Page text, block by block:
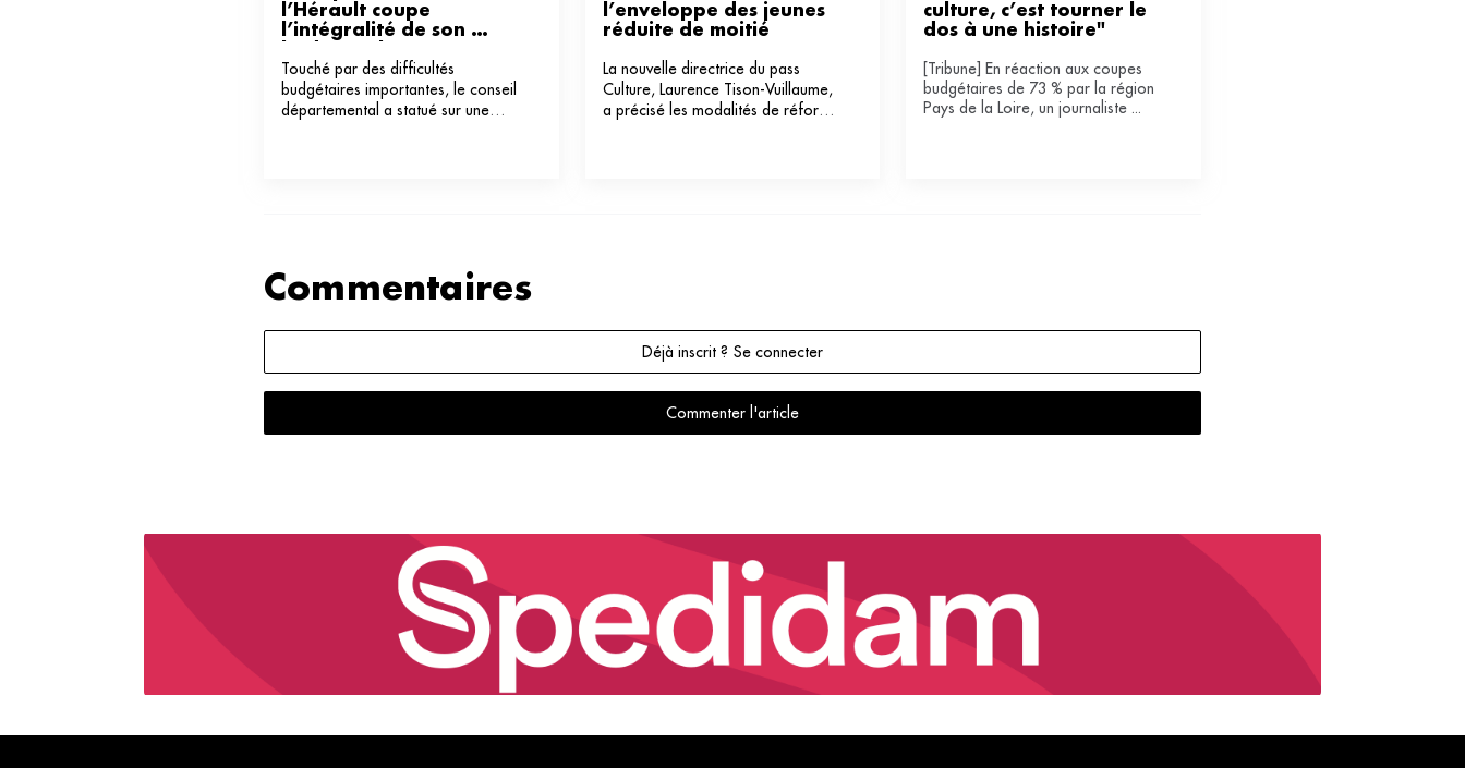
l’Hérault coupe
l’intégralité de son
l’année 2025
Touché par des difficultés
budgétaires importantes, le conseil
départemental a statué sur une
l’enveloppe des jeunes
La nouvelle directrice du pass
Culture, Laurence Tison-Vuillaume,
a précisé les modalités de réforme
culture, c’est tourner le
dos à une histoire"
[Tribune] En réaction aux coupes
budgétaires de 73 % par la région
Pays de la Loire, un journaliste ...
Commentaires
Déjà inscrit ? Se connecter
Commenter l'article